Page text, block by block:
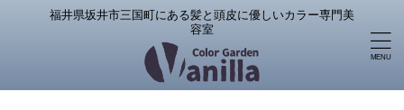
福井県坂井市三国町にある髪と頭皮に優しいカラー専門美
容室